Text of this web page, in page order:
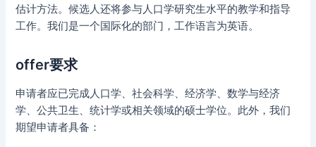
估计方法。候选人还将参与人口学研究生水平的教学和指导
工作。我们是一个国际化的部门，工作语言为英语。
offer要求
申请者应已完成人口学、社会科学、经济学、数学与经济
学、公共卫生、统计学或相关领域的硕士学位。此外，我们
期望申请者具备：